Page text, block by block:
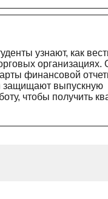
узнают, как
организациях.
финансовой
защищают выпускную
чтобы получить